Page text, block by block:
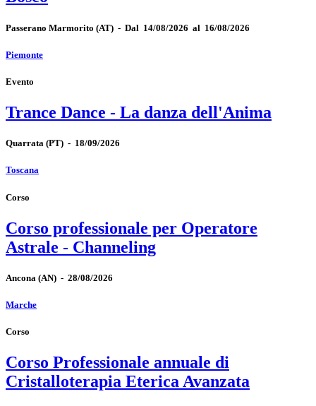
Passerano Marmorito (AT) - Dal 14/08/2026 al 16/08/2026
Piemonte
Evento
Trance Dance - La danza dell'Anima
Quarrata (PT) - 18/09/2026
Toscana
Corso
Corso professionale per Operatore
Astrale - Channeling
Ancona (AN) - 28/08/2026
Marche
Corso
Corso Professionale annuale di
Cristalloterapia Eterica Avanzata